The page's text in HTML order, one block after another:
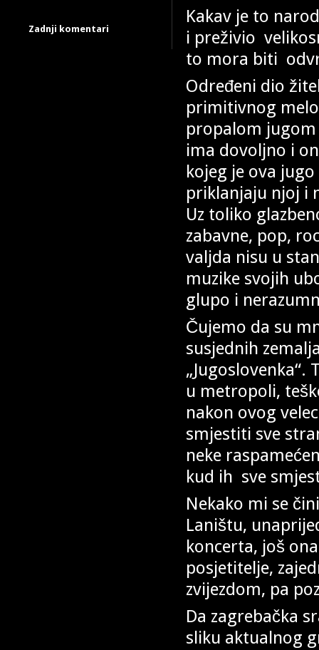
Zadnji komentari
Kakav je to
i preživio
to mora biti
Određeni dio
primitivnog
propalom jugom
ima dovoljno i
kojeg je ova
priklanjaju njoj
Uz toliko
zabavne, pop,
valjda nisu u
muzike svojih
glupo i
Čujemo da su
susjednih
„Jugoslovenka“.
u metropoli,
nakon ovog
smjestiti sve
neke
kud ih sve
Nekako mi se
Laništu,
koncerta, još
posjetitelje,
zvijezdom, pa
Da zagrebačka
sliku aktualnog